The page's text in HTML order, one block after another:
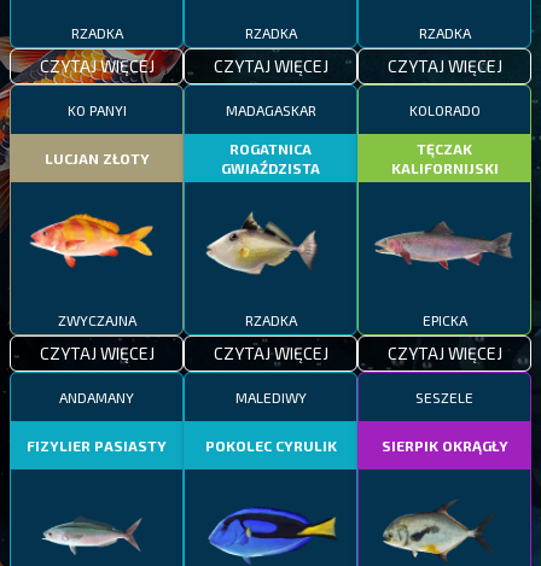
RZADKA
CZYTAJ WIĘCEJ
RZADKA
CZYTAJ WIĘCEJ
RZADKA
CZYTAJ WIĘCEJ
KO PANYI
LUCJAN ZŁOTY
ZWYCZAJNA
CZYTAJ WIĘCEJ
MADAGASKAR
ROGATNICA
GWIAŹDZISTA
RZADKA
CZYTAJ WIĘCEJ
KOLORADO
TĘCZAK
KALIFORNIJSKI
EPICKA
CZYTAJ WIĘCEJ
ANDAMANY
FIZYLIER PASIASTY
MALEDIWY
POKOLEC CYRULIK
SESZELE
SIERPIK OKRĄGŁY